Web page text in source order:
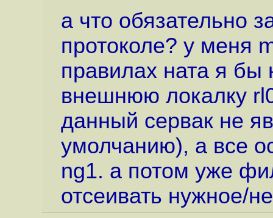
а что обязательно
протоколе? у меня
правилах ната я бы
внешнюю локалку
данный сервак не
умолчанию), а все
ng1. а потом уже
отсеивать нужное/